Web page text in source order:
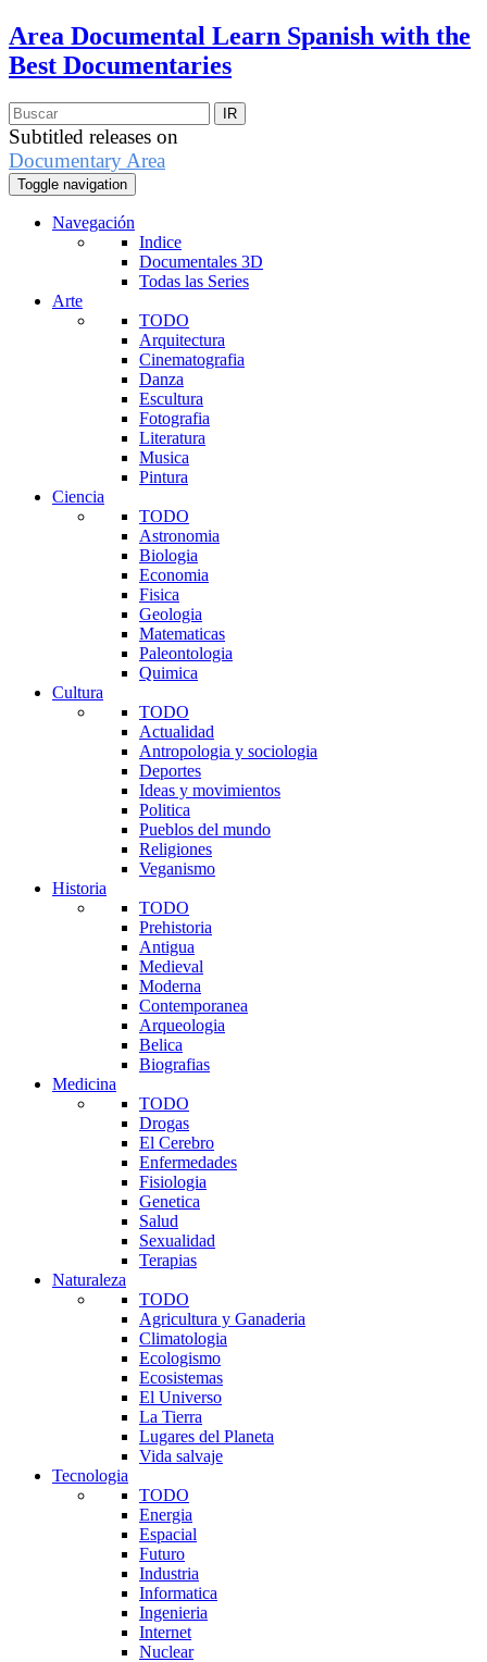
Area Documental Learn Spanish with the
Best Documentaries
Subtitled releases on
Documentary Area
Toggle navigation
Navegación
Indice
Documentales 3D
Todas las Series
Arte
TODO
Arquitectura
Cinematografia
Danza
Escultura
Fotografia
Literatura
Musica
Pintura
Ciencia
TODO
Astronomia
Biologia
Economia
Fisica
Geologia
Matematicas
Paleontologia
Quimica
Cultura
TODO
Actualidad
Antropologia y sociologia
Deportes
Ideas y movimientos
Politica
Pueblos del mundo
Religiones
Veganismo
Historia
TODO
Prehistoria
Antigua
Medieval
Moderna
Contemporanea
Arqueologia
Belica
Biografias
Medicina
TODO
Drogas
El Cerebro
Enfermedades
Fisiologia
Genetica
Salud
Sexualidad
Terapias
Naturaleza
TODO
Agricultura y Ganaderia
Climatologia
Ecologismo
Ecosistemas
El Universo
La Tierra
Lugares del Planeta
Vida salvaje
Tecnologia
TODO
Energia
Espacial
Futuro
Industria
Informatica
Ingenieria
Internet
Nuclear